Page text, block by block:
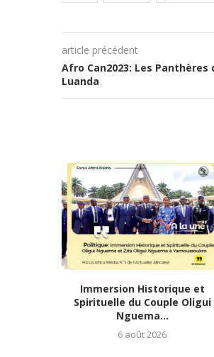
article précédent
Afro Can2023: Les Panthères
Luanda
Immersion Historique et
Spirituelle du Couple Oligui
Nguema...
6 août 2026